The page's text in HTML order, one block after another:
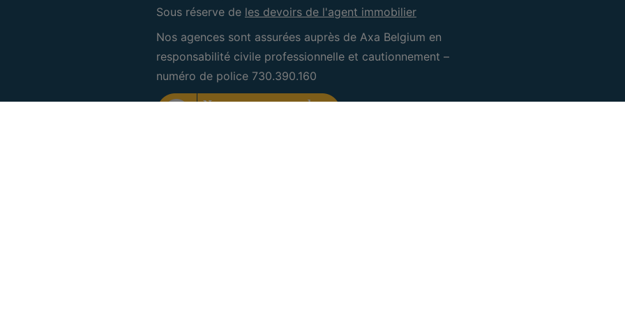
Sous réserve de les devoirs de l'agent immobilier
Nos agences sont assurées auprès de Axa Belgium en
responsabilité civile professionnelle et cautionnement –
numéro de police 730.390.160